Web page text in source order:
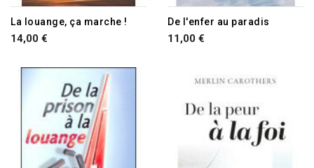
La louange, ça marche !
14,00 €
De l'enfer au paradis
11,00 €